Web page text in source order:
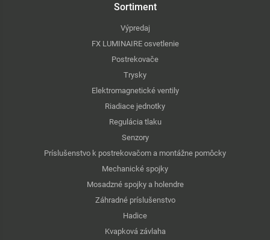
Sortiment
Výpredaj
FX LUMINAIRE osvetlenie
Postrekovače
Trysky
Elektromagnetické ventily
Riadiace jednotky
Regulácia tlaku
Senzory
Príslušenstvo k postrekovačom a montážne pomôcky
Mechanické spojky
Mosadzné spojky a holendre
Záhradné príslušenstvo
Hadice
Kvapková závlaha